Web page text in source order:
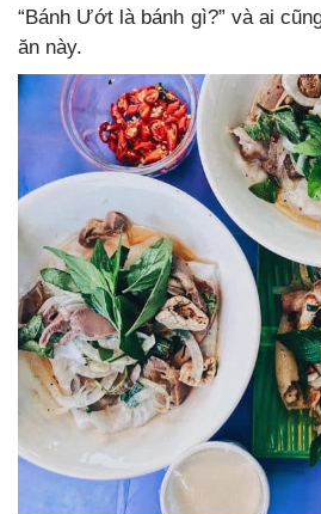
“Bánh Ướt là bánh gì?” và ai
ăn này.